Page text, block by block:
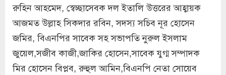
রুহিন আহমেদ, স্বেচ্ছাসেবক দল ইতালি উত্তরের আহ্বায়ক
আজমত উল্লাহ সিকদার রবিন, সদস্য সচিব নূর হোসেন
জমির, বিএনপির সাবেক সহ সভাপতি নুরুল ইসলাম
জুয়েল,সজীব কাজী,জাকির হোসেন,সাবেক যুগ্ম সম্পাদক
মির হোসেন বিপ্লব, রুহুল আমিন,বিএনপি নেতা সোয়েব